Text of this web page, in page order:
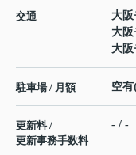
交通 大
大
大
駐車場 / 月額 空有
更新料 /
更新事務手数料
- / -